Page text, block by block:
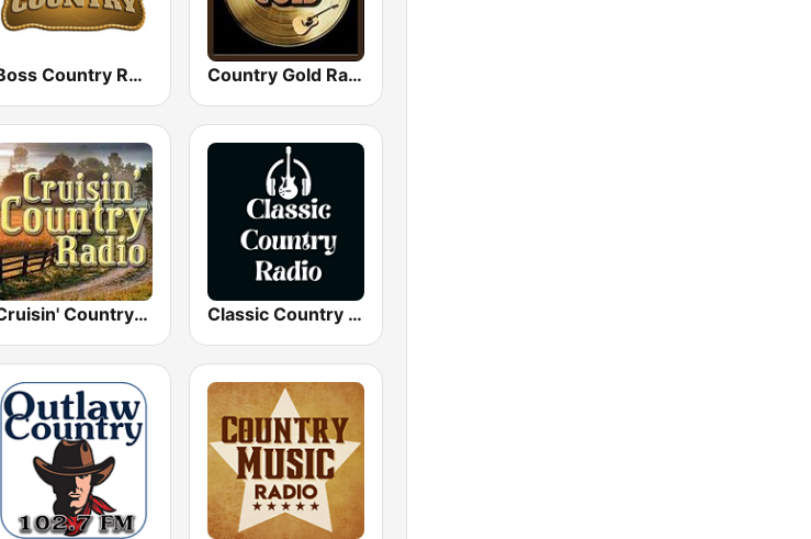
Boss Country Radio Country Gold Radio
Cruisin' Country Radio Classic Country Radio